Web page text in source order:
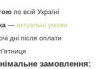
по всій Україні
— актуальні умови
дні після оплати
замовлення: